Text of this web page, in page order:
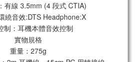
有線 3.5mm (4 段式 CTIA)
繞音效:DTS Headphone:X
制：耳機本體音效控制
實物規格
重量：275g